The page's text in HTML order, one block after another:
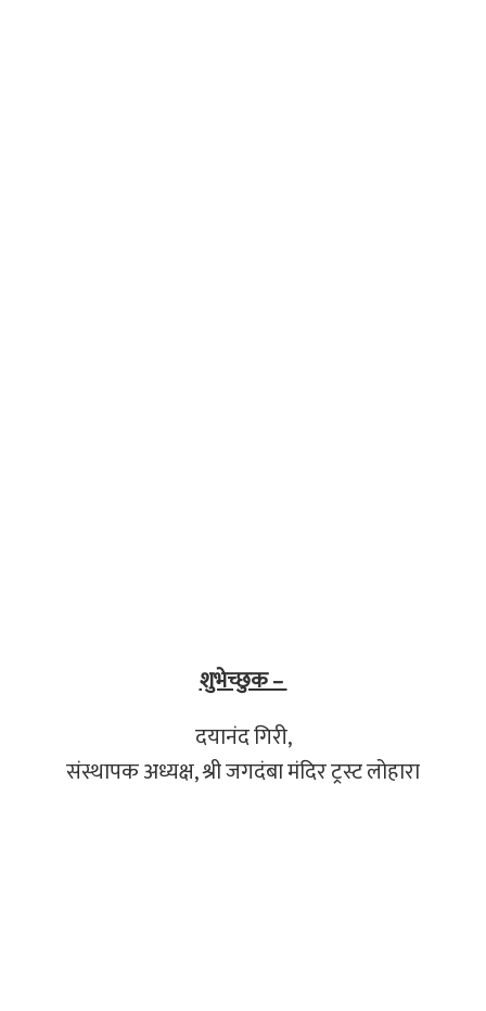
शुभेच्छुक –
दयानंद गिरी,
संस्थापक अध्यक्ष, श्री जगदंबा मंदिर ट्रस्ट लोहारा